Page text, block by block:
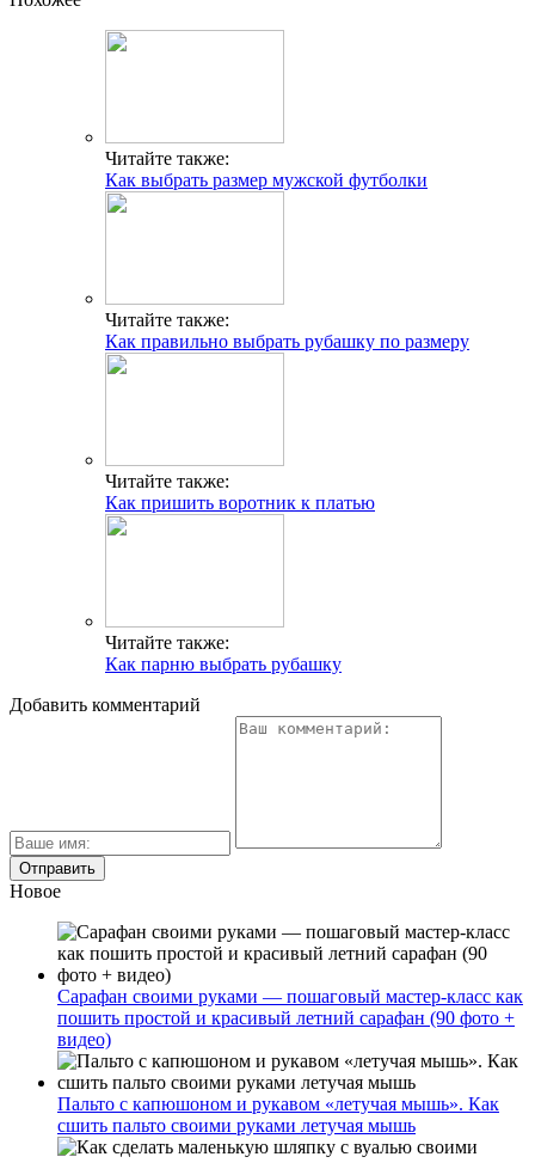
Читайте также:
Как выбрать размер мужской футболки
Читайте также:
Как правильно выбрать рубашку по размеру
Читайте также:
Как пришить воротник к платью
Читайте также:
Как парню выбрать рубашку
Добавить комментарий
Новое
Сарафан своими руками — пошаговый мастер-класс как
пошить простой и красивый летний сарафан (90 фото +
видео)
Пальто с капюшоном и рукавом «летучая мышь». Как
сшить пальто своими руками летучая мышь